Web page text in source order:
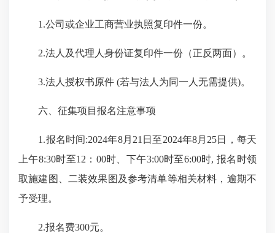
1.公司或企业工商营业执照复印件一份。
2.法人及代理人身份证复印件一份（正反两面）。
3.法人授权书原件 (若与法人为同一人无需提供)。
六、征集项目报名注意事项
1.报名时间:2024年8月21日至2024年8月25日，每天
上午8:30时至12：00时、下午3:00时至6:00时, 报名时领
取施建图、二装效果图及参考清单等相关材料，逾期不
予受理。
2.报名费300元。